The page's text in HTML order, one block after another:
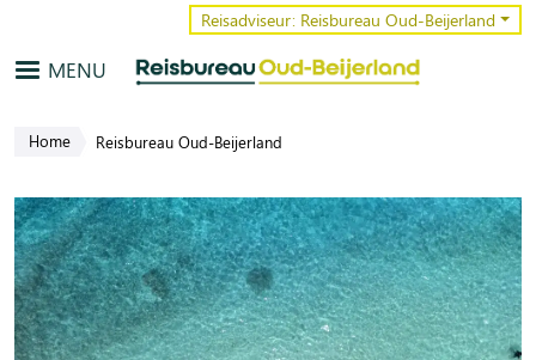
Overslaan en naar de inhoud gaan
MENU
Reisadviseur: Reisbureau Oud-Beijerland
Home Reisbureau Oud-Beijerland